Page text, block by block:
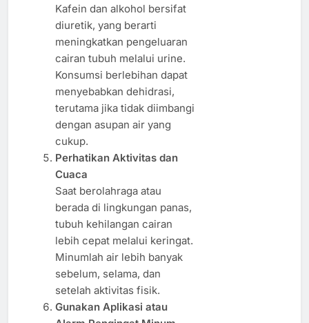
Kafein dan alkohol bersifat
diuretik, yang berarti
meningkatkan pengeluaran
cairan tubuh melalui urine.
Konsumsi berlebihan dapat
menyebabkan dehidrasi,
terutama jika tidak diimbangi
dengan asupan air yang
cukup.
Perhatikan Aktivitas dan
Cuaca
Saat berolahraga atau
berada di lingkungan panas,
tubuh kehilangan cairan
lebih cepat melalui keringat.
Minumlah air lebih banyak
sebelum, selama, dan
setelah aktivitas fisik.
Gunakan Aplikasi atau